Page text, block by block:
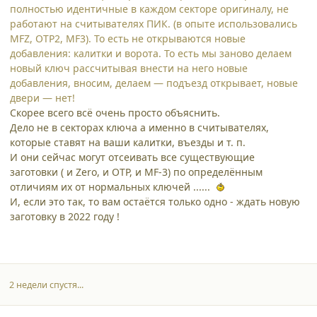
полностью идентичные в каждом секторе оригиналу, не
работают на считывателях ПИК. (в опыте использовались
MFZ, OTP2, MF3). То есть не открываются новые
добавления: калитки и ворота. То есть мы заново делаем
новый ключ рассчитывая внести на него новые
добавления, вносим, делаем — подъезд открывает, новые
двери — нет!
Скорее всего всё очень просто объяснить.
Дело не в секторах ключа а именно в считывателях,
которые ставят на ваши калитки, въезды и т. п.
И они сейчас могут отсеивать все существующие
заготовки ( и Zero, и OTP, и MF-3) по определённым
отличиям их от нормальных ключей ......
И, если это так, то вам остаётся только одно - ждать новую
заготовку в 2022 году !
2 недели спустя...